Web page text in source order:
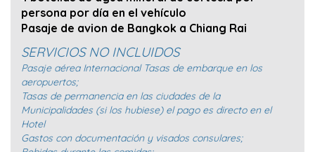
persona por día en el vehículo
Pasaje de avion de Bangkok a Chiang Rai
SERVICIOS NO INCLUIDOS
Pasaje aérea Internacional Tasas de embarque en los
aeropuertos;
Tasas de permanencia en las ciudades de la
Municipalidades (si los hubiese) el pago es directo en el
Hotel
Gastos con documentación y visados consulares;